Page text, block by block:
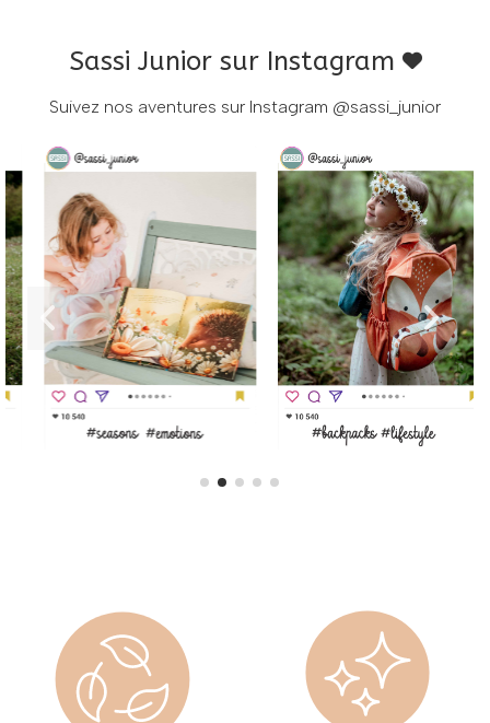
Sassi Junior sur Instagram
Suivez nos aventures sur Instagram @sassi_junior